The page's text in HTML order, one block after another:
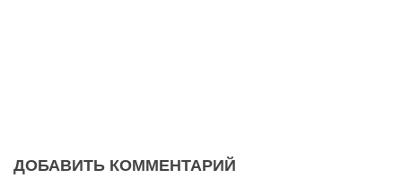
ДОБАВИТЬ КОММЕНТАРИЙ